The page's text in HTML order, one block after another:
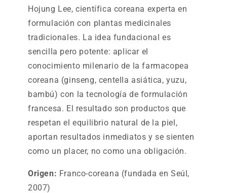
Hojung Lee, científica coreana experta en
formulación con plantas medicinales
tradicionales. La idea fundacional es
sencilla pero potente: aplicar el
conocimiento milenario de la farmacopea
coreana (ginseng, centella asiática, yuzu,
bambú) con la tecnología de formulación
francesa. El resultado son productos que
respetan el equilibrio natural de la piel,
aportan resultados inmediatos y se sienten
como un placer, no como una obligación.
Origen: Franco-coreana (fundada en Seúl,
2007)